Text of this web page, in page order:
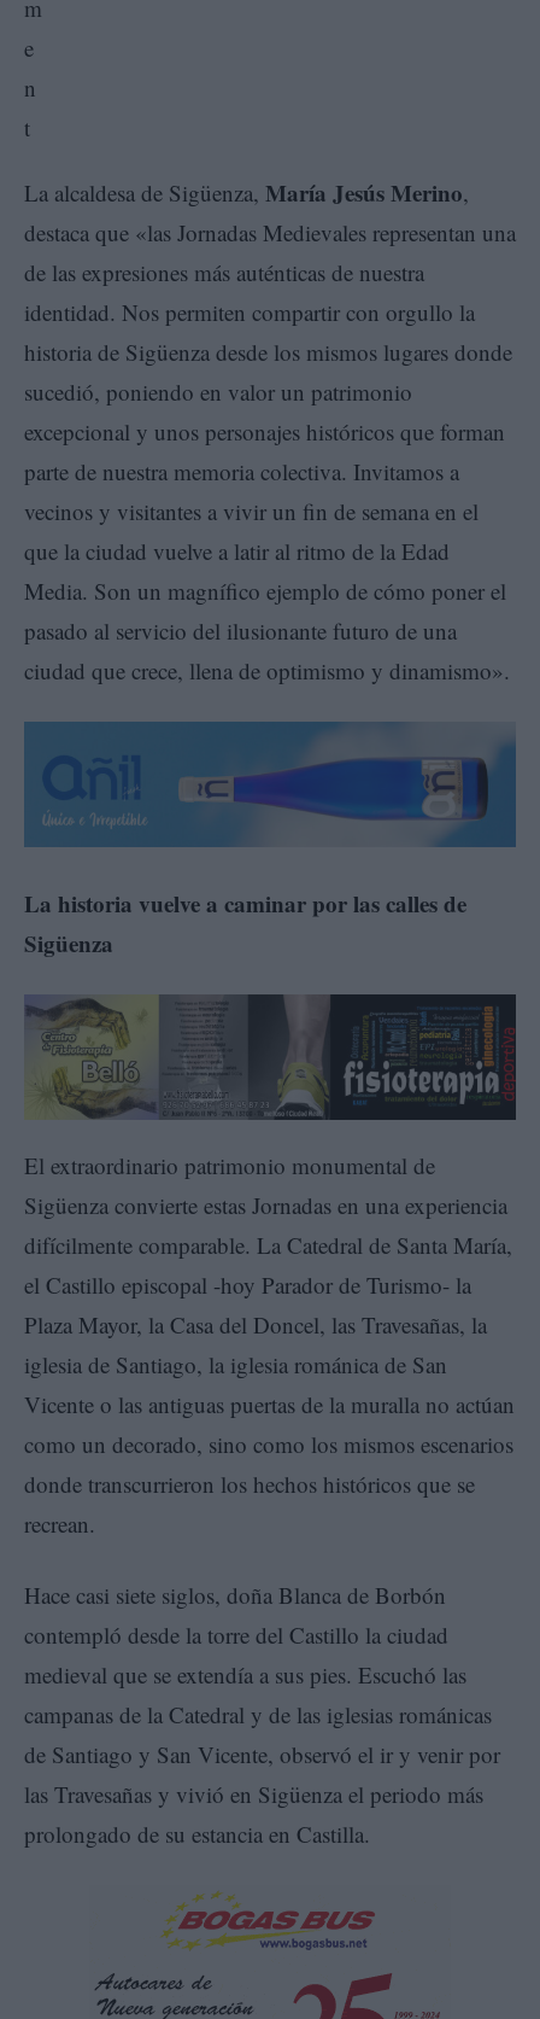
La alcaldesa de Sigüenza, María Jesús Merino,
destaca que «las Jornadas Medievales representan una
de las expresiones más auténticas de nuestra
identidad. Nos permiten compartir con orgullo la
historia de Sigüenza desde los mismos lugares donde
sucedió, poniendo en valor un patrimonio
excepcional y unos personajes históricos que forman
parte de nuestra memoria colectiva. Invitamos a
vecinos y visitantes a vivir un fin de semana en el
que la ciudad vuelve a latir al ritmo de la Edad
Media. Son un magnífico ejemplo de cómo poner el
pasado al servicio del ilusionante futuro de una
ciudad que crece, llena de optimismo y dinamismo».
La historia vuelve a caminar por las calles de
Sigüenza
El extraordinario patrimonio monumental de
Sigüenza convierte estas Jornadas en una experiencia
difícilmente comparable. La Catedral de Santa María,
el Castillo episcopal -hoy Parador de Turismo- la
Plaza Mayor, la Casa del Doncel, las Travesañas, la
iglesia de Santiago, la iglesia románica de San
Vicente o las antiguas puertas de la muralla no actúan
como un decorado, sino como los mismos escenarios
donde transcurrieron los hechos históricos que se
recrean.
Hace casi siete siglos, doña Blanca de Borbón
contempló desde la torre del Castillo la ciudad
medieval que se extendía a sus pies. Escuchó las
campanas de la Catedral y de las iglesias románicas
de Santiago y San Vicente, observó el ir y venir por
las Travesañas y vivió en Sigüenza el periodo más
prolongado de su estancia en Castilla.